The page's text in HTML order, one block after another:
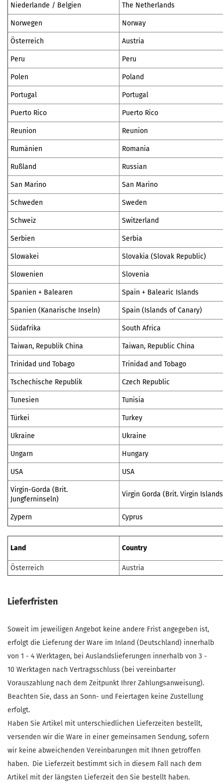
Niederlande / Belgien The Netherlands
Norwegen Norway
Österreich Austria
Peru Peru
Polen Poland
Portugal Portugal
Puerto Rico Puerto Rico
Reunion Reunion
Rumänien Romania
Rußland Russian
San Marino San Marino
Schweden Sweden
Schweiz Switzerland
Serbien Serbia
Slowakei Slovakia (Slovak Republic)
Slowenien Slovenia
Spanien + Balearen Spain + Balearic Islands
Spanien (Kanarische Inseln) Spain (Islands of Canary)
Südafrika South Africa
Taiwan, Republik China Taiwan, Republic China
Trinidad und Tobago Trinidad and Tobago
Tschechische Republik Czech Republic
Tunesien Tunisia
Türkei Turkey
Ukraine Ukraine
Ungarn Hungary
USA USA
Virgin-Gorda (Brit.
Jungferninseln)
Virgin Gorda (Brit. Virgin
Zypern Cyprus
Land Country
Österreich Austria
Lieferfristen
Soweit im jeweiligen Angebot keine andere Frist angegeben ist,
erfolgt die Lieferung der Ware im Inland (Deutschland) innerhalb
von 1 - 4 Werktagen, bei Auslandslieferungen innerhalb von 3 -
10 Werktagen nach Vertragsschluss (bei vereinbarter
Vorauszahlung nach dem Zeitpunkt Ihrer Zahlungsanweisung).
Beachten Sie, dass an Sonn- und Feiertagen keine Zustellung
erfolgt.
Haben Sie Artikel mit unterschiedlichen Lieferzeiten bestellt,
versenden wir die Ware in einer gemeinsamen Sendung, sofern
wir keine abweichenden Vereinbarungen mit Ihnen getroffen
haben. Die Lieferzeit bestimmt sich in diesem Fall nach dem
Artikel mit der längsten Lieferzeit den Sie bestellt haben.